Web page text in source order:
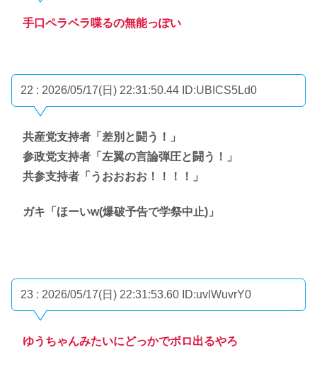
手口ペラペラ喋るの無能っぽい
22 : 2026/05/17(日) 22:31:50.44 ID:UBICS5Ld0
共産党支持者「差別と闘う！」
参政党支持者「左翼の言論弾圧と闘う！」
共参支持者「うおおおお！！！！」
ガキ「ほーいw(爆破予告で学祭中止)」
23 : 2026/05/17(日) 22:31:53.60 ID:uvlWuvrY0
ゆうちゃんみたいにどっかでボロ出るやろ